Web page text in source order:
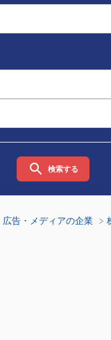
検索する
広告・メディアの企業